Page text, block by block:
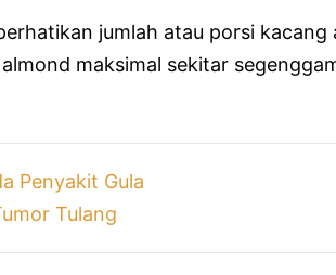
jumlah atau porsi
maksimal sekitar
Penyakit Gula
Tulang